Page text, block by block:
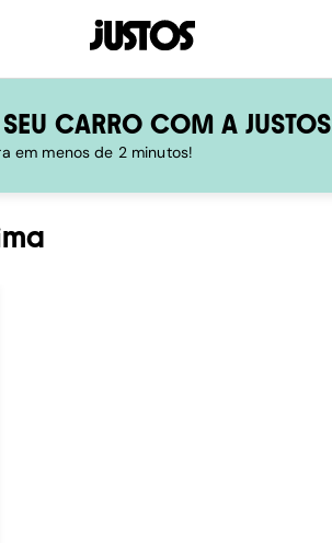
CARRO COM A JUSTOS
em menos de 2 minutos!